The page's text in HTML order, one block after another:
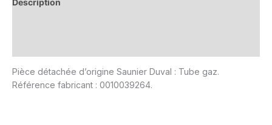
Description
Pièce détachée d’origine Saunier Duval : Tube gaz.
Référence fabricant : 0010039264.